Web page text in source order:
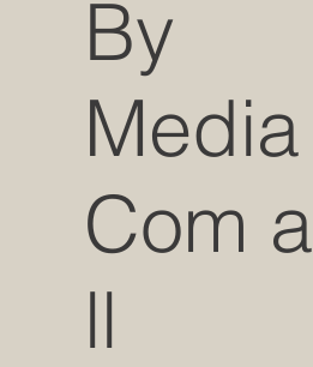
By
Media
Com a
ll